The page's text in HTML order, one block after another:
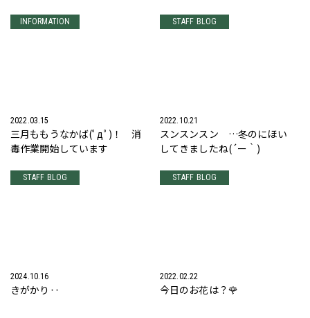
INFORMATION
2022.03.15
三月ももうなかば(ﾟдﾟ)！ 消
毒作業開始しています
STAFF BLOG
2022.10.21
スンスンスン …冬のにほい
してきましたね(´ー｀)
STAFF BLOG
2024.10.16
きがかり‥
STAFF BLOG
2022.02.22
今日のお花は？🌹